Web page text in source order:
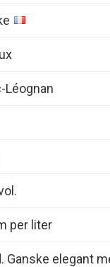
Léognan
per liter
Ganske elegant